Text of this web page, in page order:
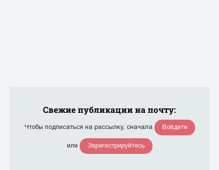
Свежие публикации на почту:
Чтобы подписаться на рассылку, сначала Войдите
или Зарегистрируйтесь